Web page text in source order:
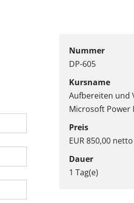
Nummer
DP-605
Kursname
Aufbereiten und
Microsoft Power
Preis
EUR 850,00
Dauer
1 Tag(e)